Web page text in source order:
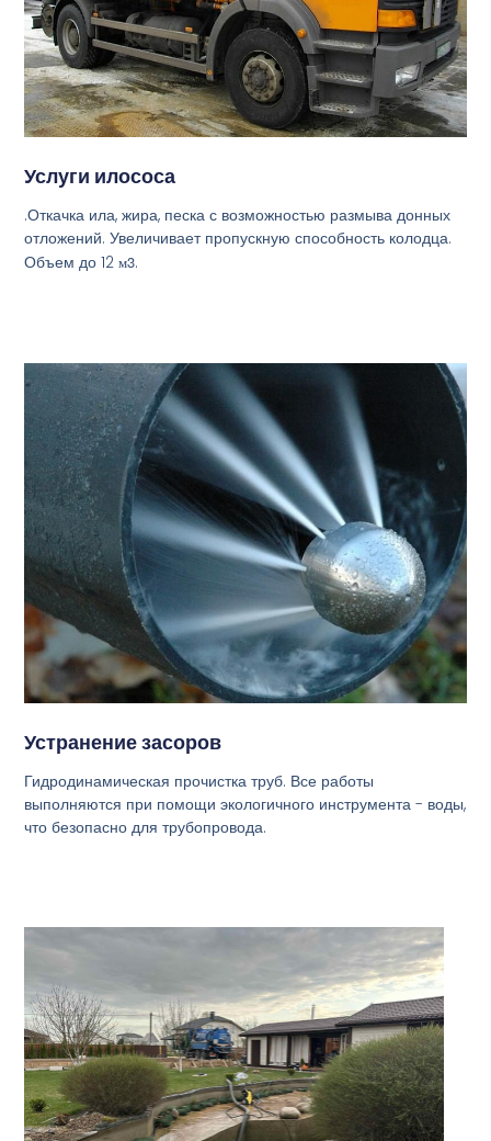
Услуги илососа
.Откачка ила, жира, песка с возможностью размыва донных
отложений. Увеличивает пропускную способность колодца.
Объем до 12м3.
Устранение засоров
Гидродинамическая прочистка труб. Все работы
выполняются при помощи экологичного инструмента - воды,
что безопасно для трубопровода.